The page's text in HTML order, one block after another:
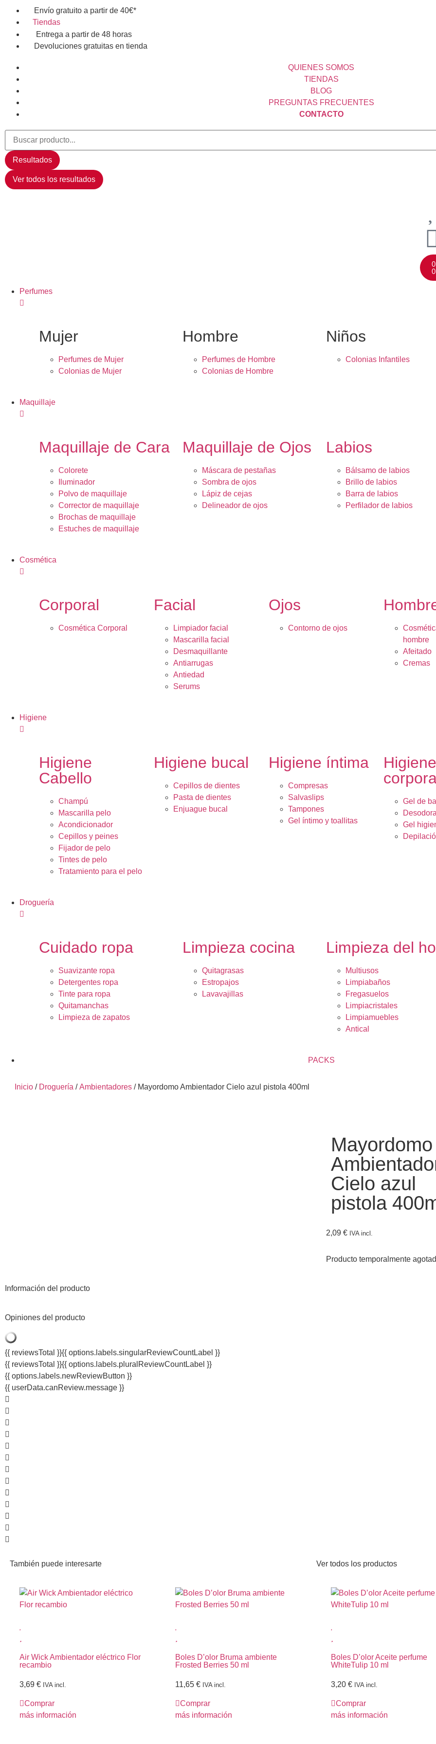
Envío gratuito a partir de 40€*
Tiendas
Entrega a partir de 48 horas
Devoluciones gratuitas en tienda
QUIENES SOMOS
TIENDAS
BLOG
PREGUNTAS FRECUENTES
CONTACTO
Resultados
Ver todos los resultados
0
Perfumes
Mujer
Perfumes de Mujer
Colonias de Mujer
Hombre
Perfumes de Hombre
Colonias de Hombre
Niños
Colonias Infantiles
Maquillaje
Maquillaje de Cara
Colorete
Iluminador
Polvo de maquillaje
Corrector de maquillaje
Brochas de maquillaje
Estuches de maquillaje
Maquillaje de Ojos
Máscara de pestañas
Sombra de ojos
Lápiz de cejas
Delineador de ojos
Labios
Bálsamo de labios
Brillo de labios
Barra de labios
Perfilador de labios
Cosmética
Corporal
Cosmética Corporal
Facial
Limpiador facial
Mascarilla facial
Desmaquillante
Antiarrugas
Antiedad
Serums
Ojos
Contorno de ojos
hombre
Afeitado
Cremas
Higiene
Higiene
Cabello
Champú
Mascarilla pelo
Acondicionador
Cepillos y peines
Fijador de pelo
Tintes de pelo
Tratamiento para el pelo
Higiene bucal
Cepillos de dientes
Pasta de dientes
Enjuague bucal
Higiene íntima
Compresas
Salvaslips
Tampones
Gel íntimo y toallitas
Higiene
Gel de
Gel
Droguería
Cuidado ropa
Suavizante ropa
Detergentes ropa
Tinte para ropa
Quitamanchas
Limpieza de zapatos
Limpieza cocina
Quitagrasas
Estropajos
Lavavajillas
Limpieza del
Multiusos
Limpiabaños
Fregasuelos
Limpiacristales
Limpiamuebles
Antical
PACKS
Inicio / Droguería /Ambientadores / Mayordomo Ambientador Cielo azul pistola 400ml
Mayordomo
Cielo azul
pistola
2,09 € IVA incl.
Producto temporalmente
Información del producto
Opiniones del producto
{{ reviewsTotal }}{{ options.labels.singularReviewCountLabel }}
{{ reviewsTotal }}{{ options.labels.pluralReviewCountLabel }}
{{ options.labels.newReviewButton }}
{{ userData.canReview.message }}
También puede interesarte Ver todos los productos
Air Wick Ambientador eléctrico Flor
recambio
3,69 € IVA incl.
Comprar
más información
Boles D’olor Bruma ambiente
Frosted Berries 50 ml
11,65 € IVA incl.
Comprar
más información
Boles D’olor Aceite perfume
WhiteTulip 10 ml
3,20 € IVA incl.
Comprar
más información